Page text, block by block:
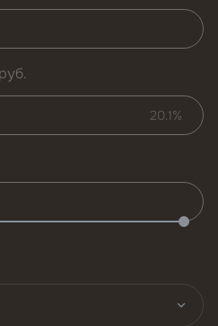
20.1%